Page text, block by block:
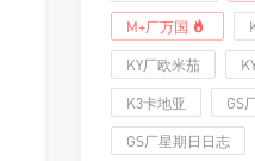
M+厂万国
KY厂欧米茄
K3卡地亚 GS
GS厂星期日日志